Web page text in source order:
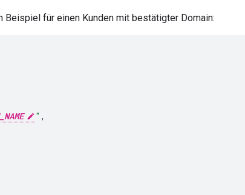
Beispiel für einen Kunden mit bestätigter Domain:
" ,